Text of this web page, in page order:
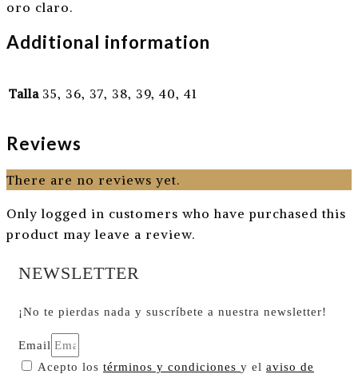
oro claro.
Additional information
Talla 35, 36, 37, 38, 39, 40, 41
Reviews
There are no reviews yet.
Only logged in customers who have purchased this
product may leave a review.
NEWSLETTER
¡No te pierdas nada y suscríbete a nuestra newsletter!
Email
Acepto los términos y condiciones y el aviso de